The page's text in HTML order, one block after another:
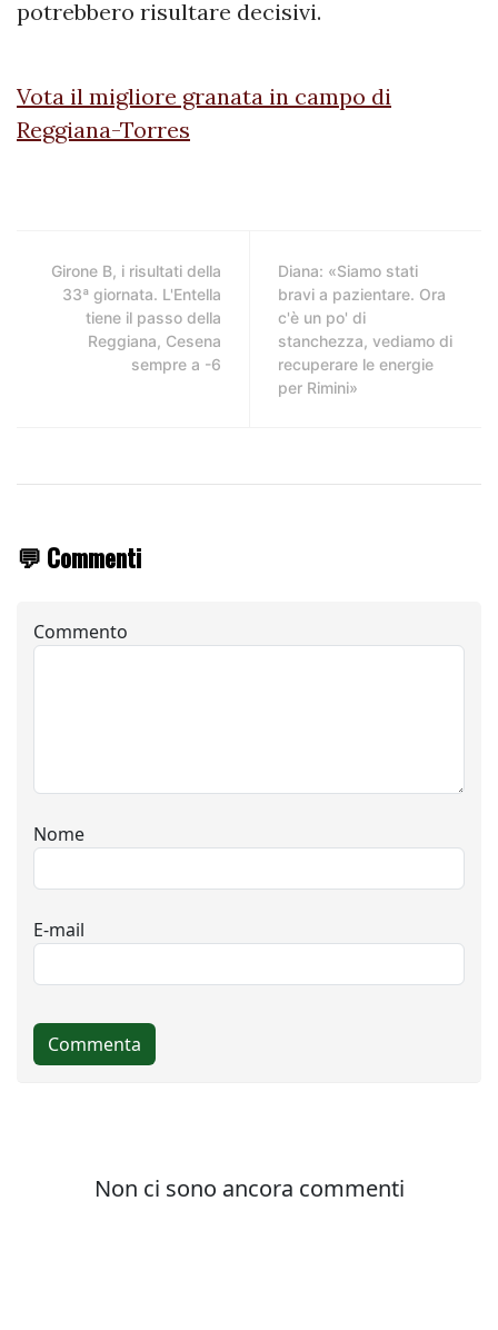
potrebbero risultare decisivi.
Vota il migliore granata in campo di
Reggiana-Torres
Girone B, i risultati della
33ª giornata. L'Entella
tiene il passo della
Reggiana, Cesena
sempre a -6
Diana: «Siamo stati
bravi a pazientare. Ora
c'è un po' di
stanchezza, vediamo di
recuperare le energie
per Rimini»
💬 Commenti